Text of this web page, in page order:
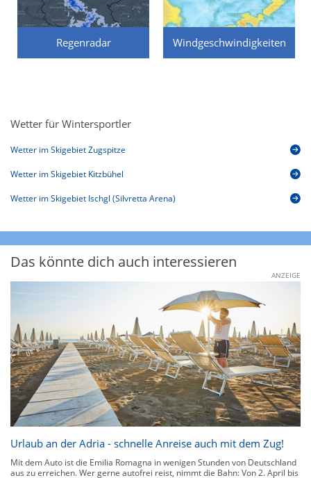
Regenradar Windgeschwindigkeiten
Wetter für Wintersportler
Wetter im Skigebiet Zugspitze
Wetter im Skigebiet Kitzbühel
Wetter im Skigebiet Ischgl (Silvretta Arena)
Das könnte dich auch interessieren
ANZEIGE
Urlaub an der Adria - schnelle Anreise auch mit dem Zug!
Mit dem Auto ist die Emilia Romagna in wenigen Stunden von Deutschland
aus zu erreichen. Wer gerne autofrei reist, nimmt die Bahn: Von 2. April bis